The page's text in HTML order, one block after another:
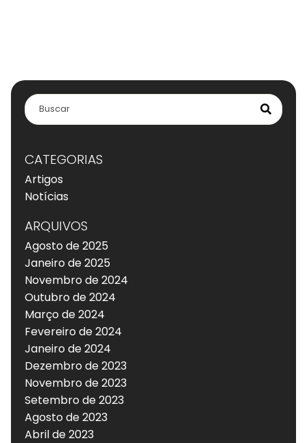
CATEGORIAS
Artigos
Notícias
ARQUIVOS
Agosto de 2025
Janeiro de 2025
Novembro de 2024
Outubro de 2024
Março de 2024
Fevereiro de 2024
Janeiro de 2024
Dezembro de 2023
Novembro de 2023
Setembro de 2023
Agosto de 2023
Abril de 2023